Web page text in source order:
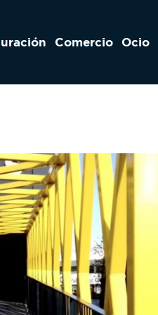
Comercio Ocio